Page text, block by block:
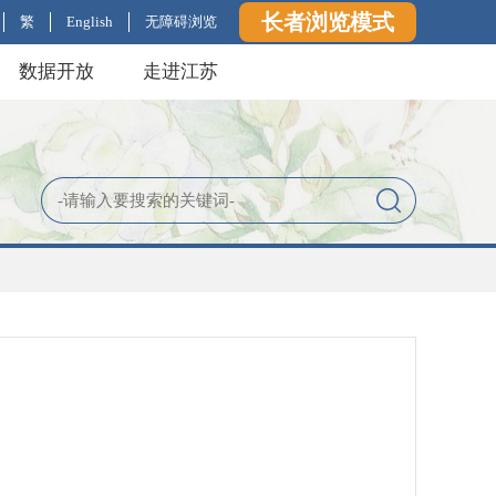
繁 English 无障碍浏览 长者浏览模式
数据开放 走进江苏